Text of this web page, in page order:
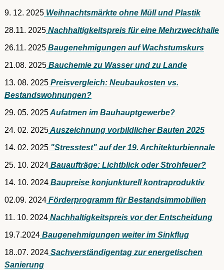
9. 12. 2025 Weihnachtsmärkte ohne Müll und Plastik
28.11. 2025 Nachhaltigkeitspreis für eine Mehrzweckhalle
26.11. 2025 Baugenehmigungen auf Wachstumskurs
21.08. 2025 Bauchemie zu Wasser und zu Lande
13. 08. 2025 Preisvergleich: Neubaukosten vs.
Bestandswohnungen?
29. 05. 2025Aufatmen im Bauhauptgewerbe?
24. 02. 2025Auszeichnung vorbildlicher Bauten 2025
14. 02. 2025 "Stresstest" auf der 19. Architekturbiennale
25. 10. 2024 Bauaufträge: Lichtblick oder Strohfeuer?
14. 10. 2024 Baupreise konjunkturell kontraproduktiv
02.09. 2024 Förderprogramm für Bestandsimmobilien
11. 10. 2024 Nachhaltigkeitspreis vor der Entscheidung
19.7.2024 Baugenehmigungen weiter im Sinkflug
18..07. 2024 Sachverständigentag zur energetischen
Sanierung